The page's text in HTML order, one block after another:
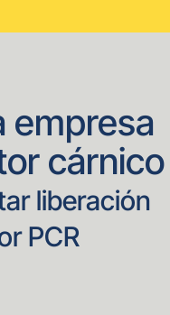
empresa
cárnico
liberación
PCR